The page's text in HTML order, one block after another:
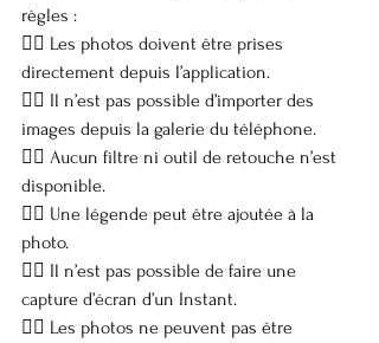
règles :
👉🏼 Les photos doivent être prises
directement depuis l’application.
👉🏼 Il n’est pas possible d’importer des
images depuis la galerie du téléphone.
👉🏼 Aucun filtre ni outil de retouche n’est
disponible.
👉🏼 Une légende peut être ajoutée à la
photo.
👉🏼 Il n’est pas possible de faire une
capture d’écran d’un Instant.
👉🏼 Les photos ne peuvent pas être